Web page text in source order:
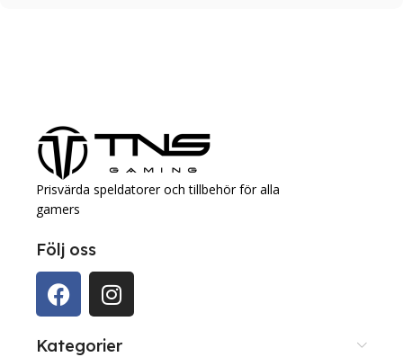
Prisvärda speldatorer och tillbehör för alla
gamers
Följ oss
Kategorier